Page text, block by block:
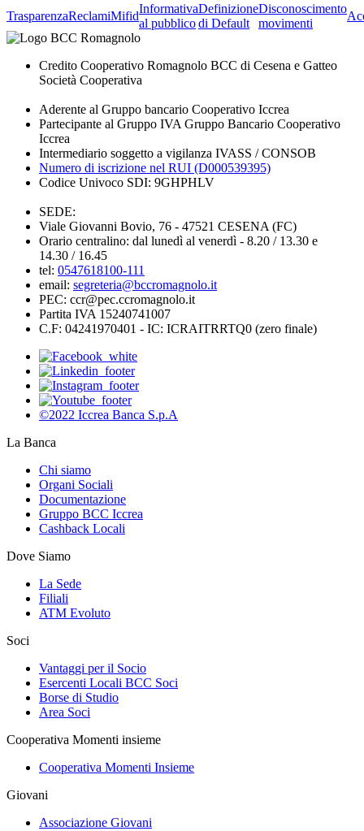
TrasparenzaReclamiMifid
Informativa
al pubblico
Definizione
di Default
Disconoscimento
movimenti
Credito Cooperativo Romagnolo BCC di Cesena e Gatteo
Società Cooperativa
Aderente al Gruppo bancario Cooperativo Iccrea
Partecipante al Gruppo IVA Gruppo Bancario Cooperativo
Iccrea
Intermediario soggetto a vigilanza IVASS / CONSOB
Numero di iscrizione nel RUI (D000539395)
Codice Univoco SDI: 9GHPHLV
SEDE:
Viale Giovanni Bovio, 76 - 47521 CESENA (FC)
Orario centralino: dal lunedì al venerdì - 8.20 / 13.30 e
14.30 / 16.45
tel: 0547618100-111
email: segreteria@bccromagnolo.it
PEC: ccr@pec.ccromagnolo.it
Partita IVA 15240741007
C.F: 04241970401 - IC: ICRAITRRTQ0 (zero finale)
©2022 Iccrea Banca S.p.A
La Banca
Chi siamo
Organi Sociali
Documentazione
Gruppo BCC Iccrea
Cashback Locali
Dove Siamo
La Sede
Filiali
ATM Evoluto
Soci
Vantaggi per il Socio
Esercenti Locali BCC Soci
Borse di Studio
Area Soci
Cooperativa Momenti insieme
Cooperativa Momenti Insieme
Giovani
Associazione Giovani